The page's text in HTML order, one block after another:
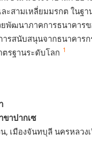
ะสามเหลี่ยมมรกต ในฐ
ฒนาภาคการธนาคาร
รสนับสนุนจากธนาคาร
รฐานระดับโลก 1
ขาปากเซ
, เมืองจันทบุลี นครหลวง